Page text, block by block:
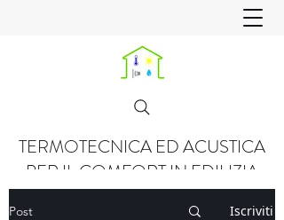
TERMOTECNICA ED ACUSTICA
PER IL COMFORT IN EDILIZIA
Post Iscriviti